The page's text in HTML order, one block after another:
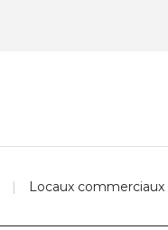
Locaux commerciaux